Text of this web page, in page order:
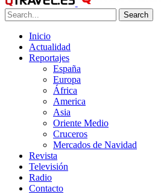
Search
Inicio
Actualidad
Reportajes
España
Europa
África
America
Asia
Oriente Medio
Cruceros
Mercados de Navidad
Revista
Televisión
Radio
Contacto